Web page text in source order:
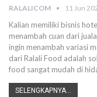
RALALICOM 11 Jun
Kalian memiliki bisnis
menambah cuan dari
ingin menambah variasi
dari Ralali Food adalah
food sangat mudah di
SELENGKAPNYA...